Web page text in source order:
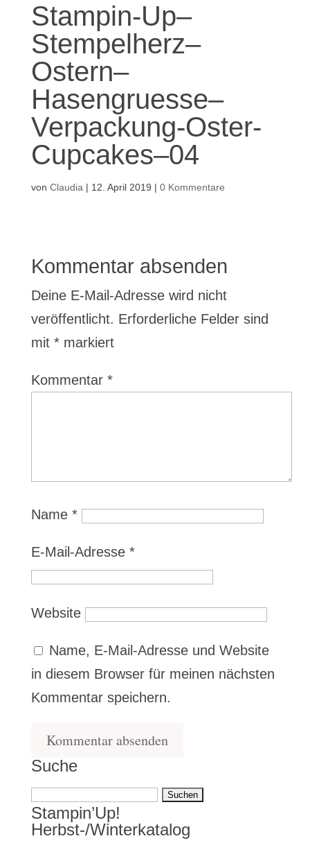
Stampin-Up–
Stempelherz–
Ostern–
Hasengruesse–
Verpackung-Oster-
Cupcakes–04
von Claudia | 12. April 2019 | 0 Kommentare
Kommentar absenden
Deine E-Mail-Adresse wird nicht
veröffentlicht. Erforderliche Felder sind
mit *markiert
Kommentar *
Name *
E-Mail-Adresse *
Website
Name, E-Mail-Adresse und Website
in diesem Browser für meinen nächsten
Kommentar speichern.
Suche
Suchen
nach:
Stampin’Up!
Herbst-/Winterkatalog